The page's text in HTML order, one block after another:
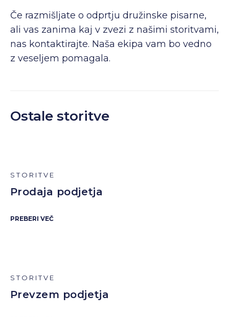
Če razmišljate o odprtju družinske pisarne,
ali vas zanima kaj v zvezi z našimi storitvami,
nas kontaktirajte. Naša ekipa vam bo vedno
z veseljem pomagala.
Ostale storitve
STORITVE
Prodaja podjetja
PREBERI VEČ
STORITVE
Prevzem podjetja